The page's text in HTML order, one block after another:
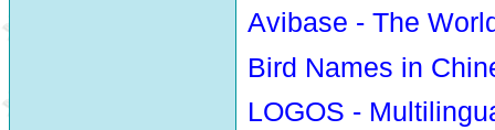
Avibase - The
Bird Names in
LOGOS -